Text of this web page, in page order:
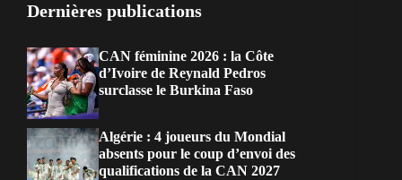
Dernières publications
CAN féminine 2026 : la Côte
d’Ivoire de Reynald Pedros
surclasse le Burkina Faso
Algérie : 4 joueurs du Mondial
absents pour le coup d’envoi des
qualifications de la CAN 2027